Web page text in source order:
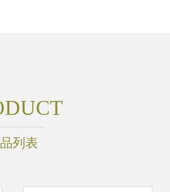
列表